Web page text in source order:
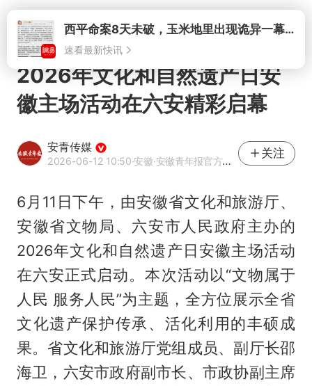
打开
2026年文化和自然遗产日安
徽主场活动在六安精彩启幕
安青传媒
2026-06-12 10:50·安徽·安徽青年报官方网易号
关注
6月11日下午，由安徽省文化和旅游厅、
安徽省文物局、六安市人民政府主办的
2026年文化和自然遗产日安徽主场活动
在六安正式启动。本次活动以“文物属于
人民 服务人民”为主题，全方位展示全省
文化遗产保护传承、活化利用的丰硕成
果。省文化和旅游厅党组成员、副厅长邵
海卫，六安市政府副市长、市政协副主席